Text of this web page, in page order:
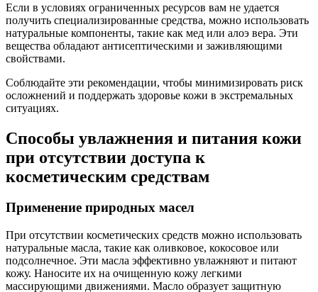
Если в условиях ограниченных ресурсов вам не удается
получить специализированные средства, можно использовать
натуральные компоненты, такие как мед или алоэ вера. Эти
вещества обладают антисептическими и заживляющими
свойствами.
Соблюдайте эти рекомендации, чтобы минимизировать риск
осложнений и поддержать здоровье кожи в экстремальных
ситуациях.
Способы увлажнения и питания кожи
при отсутствии доступа к
косметическим средствам
Применение природных масел
При отсутствии косметических средств можно использовать
натуральные масла, такие как оливковое, кокосовое или
подсолнечное. Эти масла эффективно увлажняют и питают
кожу. Наносите их на очищенную кожу легкими
массирующими движениями. Масло образует защитную